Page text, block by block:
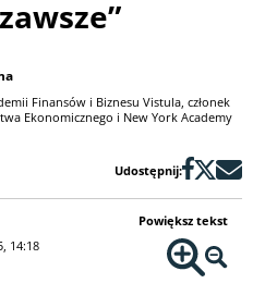
Finansów i Biznesu Vistula, członek
Ekonomicznego i New York Academy
Udostępnij:
14:18
Powiększ tekst